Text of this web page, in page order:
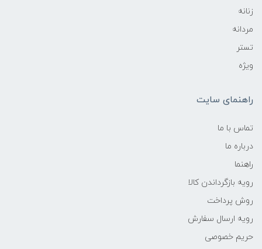
زنانه
مردانه
تستر
ویژه
راهنمای سایت
تماس با ما
درباره ما
راهنما
رویه‌ بازگرداندن کالا
روش پرداخت
رویه ارسال سفارش
حریم خصوصی